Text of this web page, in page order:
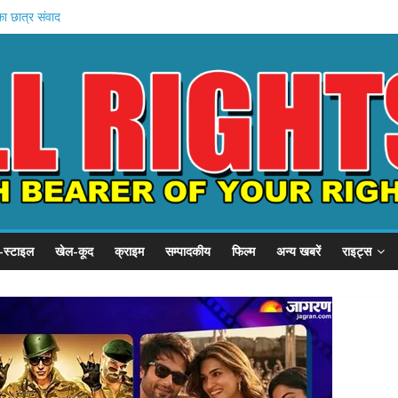
छात्र संवाद
बहन को कैद
प्रदर्शन
खेल-कूद क्राइम सम्पादकीय फिल्म अन्य खबरें राइट्स